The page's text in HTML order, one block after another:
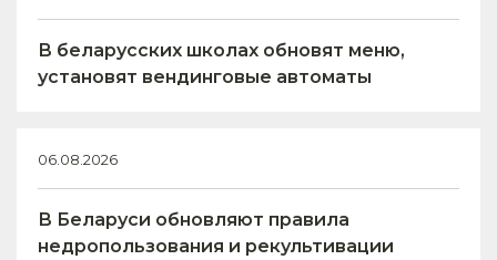
В беларусских школах обновят меню,
установят вендинговые автоматы
06.08.2026
В Беларуси обновляют правила
недропользования и рекультивации